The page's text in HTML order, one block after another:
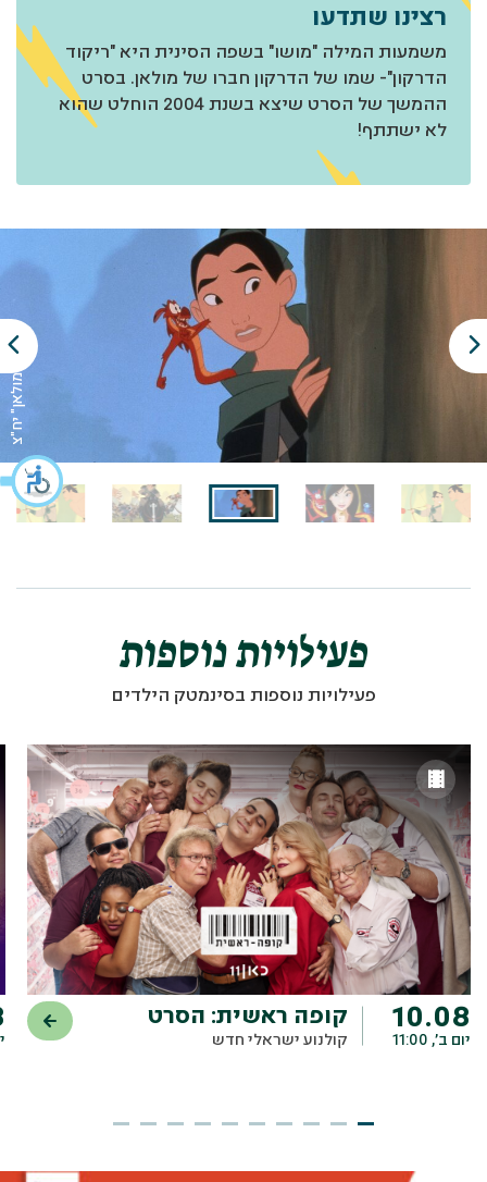
רצינו שתדעו
משמעות המילה "מושו" בשפה הסינית היא "ריקוד
הדרקון"- שמו של הדרקון חברו של מולאן. בסרט
ההמשך של הסרט שיצא בשנת 2004 הוחלט שהוא
לא ישתתף!
מתוך: "מולאן" יח"צ
פעילויות נוספות
פעילויות נוספות בסינמטק הילדים
10.08
יום ב׳, 11:00
קופה ראשית: הסרט
קולנוע ישראלי חדש